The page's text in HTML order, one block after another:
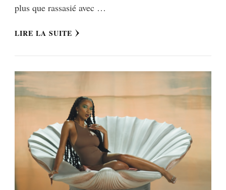
plus que rassasié avec …
LIRE LA SUITE